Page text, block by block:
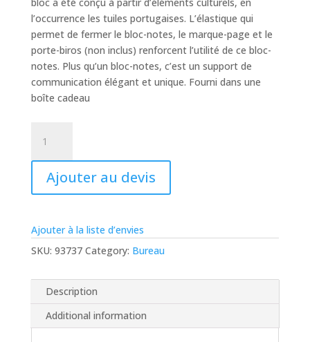
bloc a été conçu à partir d’éléments culturels, en
l’occurrence les tuiles portugaises. L’élastique qui
permet de fermer le bloc-notes, le marque-page et le
porte-biros (non inclus) renforcent l’utilité de ce bloc-
notes. Plus qu’un bloc-notes, c’est un support de
communication élégant et unique. Fourni dans une
boîte cadeau
NOTEBOOK.
Bloc-
notes
TILES
Ajouter au devis
Ajouter à la liste d’envies
SKU: 93737 Category: Bureau
Description
Additional information